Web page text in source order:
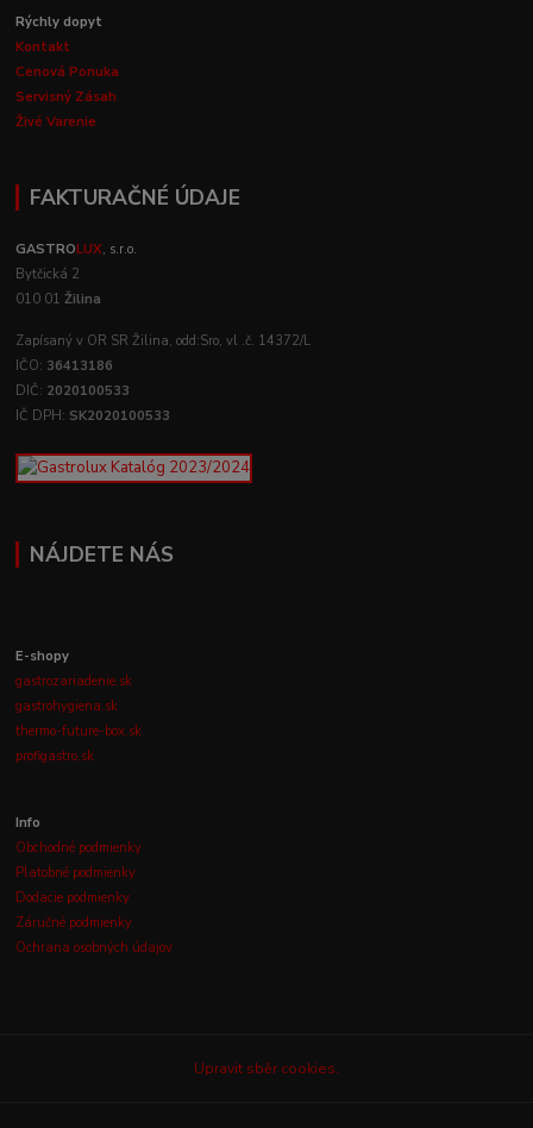
Rýchly dopyt
Kontakt
Cenová Ponuka
Servisný Zásah
Živé Varenie
FAKTURAČNÉ ÚDAJE
GASTROLUX, s.r.o.
Bytčická 2
010 01Žilina
Zapísaný v OR SR Žilina, odd:Sro, vl .č. 14372/L
IČO: 36413186
DIČ: 2020100533
IČ DPH: SK2020100533
NÁJDETE NÁS
E-shopy
gastrozariadenie.sk
gastrohygiena.sk
thermo-future-box.sk
profigastro.sk
Info
Obchodné podmienky
Platobné podmienky
Dodacie podmienky
Záručné podmienky
Ochrana osobných údajov
Upravit sběr cookies.